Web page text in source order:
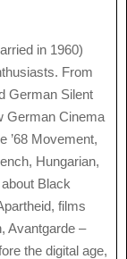
in 1960)
From
German Silent
German Cinema
’68 Movement,
Hungarian,
Black
films
Avantgarde –
the digital age,